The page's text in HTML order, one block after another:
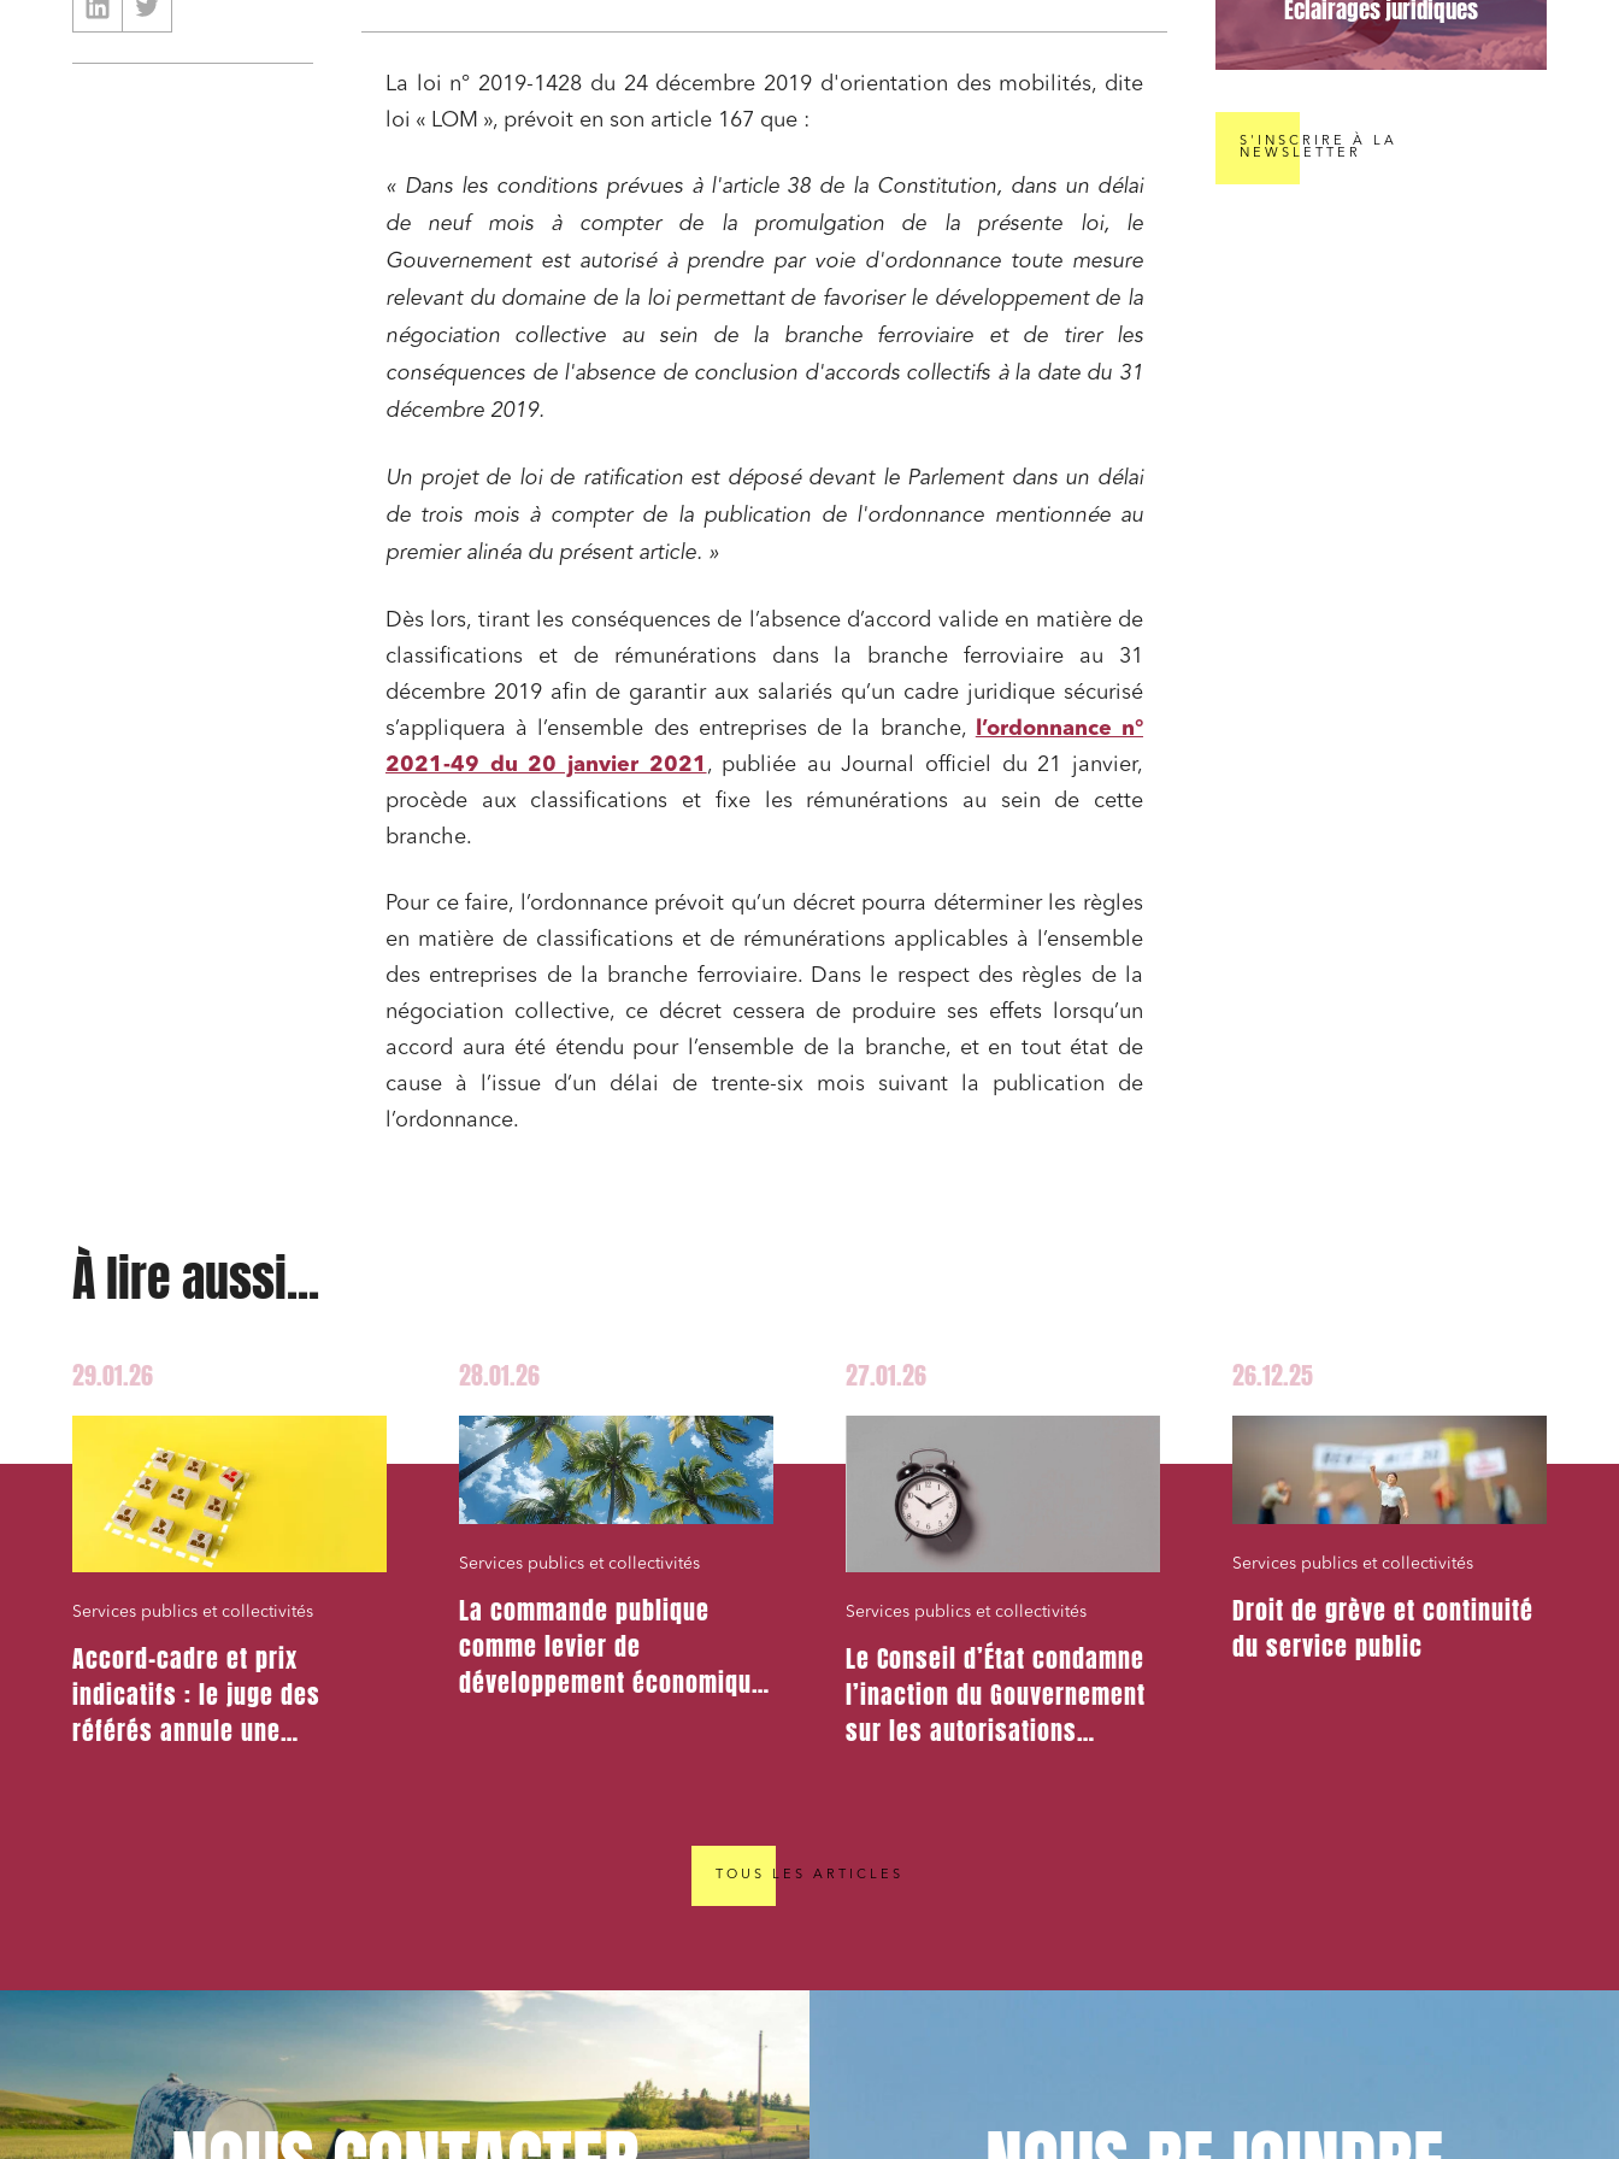
La loi n° 2019-1428 du 24 décembre 2019 d'orientation des mobilités, dite
loi « LOM », prévoit en son article 167 que :
« Dans les conditions prévues à l'article 38 de la Constitution, dans un délai
de neuf mois à compter de la promulgation de la présente loi, le
Gouvernement est autorisé à prendre par voie d'ordonnance toute mesure
relevant du domaine de la loi permettant de favoriser le développement de la
négociation collective au sein de la branche ferroviaire et de tirer les
conséquences de l'absence de conclusion d'accords collectifs à la date du 31
décembre 2019.
Un projet de loi de ratification est déposé devant le Parlement dans un délai
de trois mois à compter de la publication de l'ordonnance mentionnée au
premier alinéa du présent article. »
Dès lors, tirant les conséquences de l’absence d’accord valide en matière de
classifications et de rémunérations dans la branche ferroviaire au 31
décembre 2019 afin de garantir aux salariés qu’un cadre juridique sécurisé
s’appliquera à l’ensemble des entreprises de la branche,
l’ordonnance n°
2021-49 du 20 janvier 2021 , publiée au Journal officiel du 21 janvier,
procède aux classifications et fixe les rémunérations au sein de cette
branche.
Pour ce faire, l’ordonnance prévoit qu’un décret pourra déterminer les règles
en matière de classifications et de rémunérations applicables à l’ensemble
des entreprises de la branche ferroviaire. Dans le respect des règles de la
négociation collective, ce décret cessera de produire ses effets lorsqu’un
accord aura été étendu pour l’ensemble de la branche, et en tout état de
cause à l’issue d’un délai de trente-six mois suivant la publication de
l’ordonnance.
Éclairages juridiques
S'INSCRIRE À LA
NEWSLETTER
À lire aussi...
29.01.26
Services publics et collectivités
Accord-cadre et prix
indicatifs : le juge des
référés annule une
28.01.26
Services publics et collectivités
La commande publique
comme levier de
développement économique
27.01.26
Services publics et collectivités
Le Conseil d’État condamne
l’inaction du Gouvernement
sur les autorisations
26.12.25
Services publics et collectivités
Droit de grève et continuité
du service public
TOUS LES ARTICLES
Relations commerciales et contrats
Associations et acteurs de l’économie
Entreprises du numérique Établissements financiers
Mobilité et transport Règlement des litiges
Droit du numérique, données et
conformité
Relations sociales et droit du travail
Services publics et collectivités Commande publique
Projets immobiliers Environnement
Acquisitions
J'ai lu et j'accepte lapolitique de confidentialité